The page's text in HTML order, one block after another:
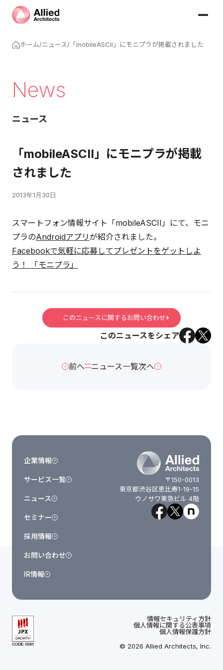
ホーム/ニュース/ 「mobileASCII」にモニプラが掲載されました
News
ニュース
「mobileASCII」にモニプラが掲載
されました
2013年1月30日
スマートフォン情報サイト「mobileASCII」にて、モニ
プラのAndroidアプリが紹介されました。
Facebookで気軽に応募してプレゼントをゲットしよ
う！ 「モニプラ」
このニュースに関するお問い合わせ
このニュースをシェア
前へ ニュース一覧次へ
〒150-0013
東京都渋谷区恵比寿1-19-15
ウノサワ東急ビル 4階
企業情報
サービス一覧
ニュース
セミナー
採用情報
お問い合わせ
IR情報
情報セキュリティ方針
個人情報に関する公表事項
個人情報保護方針
© 2026 Allied Architects, Inc.